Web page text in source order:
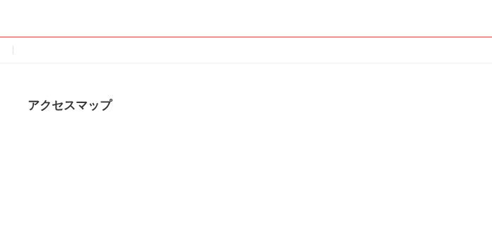
アクセスマップ